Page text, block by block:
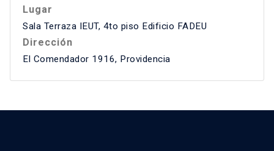
Lugar
Sala Terraza IEUT, 4to piso Edificio FADEU
Dirección
El Comendador 1916, Providencia